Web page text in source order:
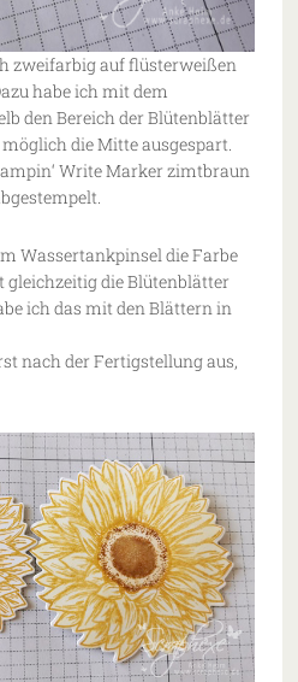
zweifarbig auf flüsterweißen
habe ich mit dem
den Bereich der Blütenblätter
die Mitte ausgespart.
Write Marker zimtbraun
Wassertankpinsel die Farbe
gleichzeitig die Blütenblätter
ich das mit den Blättern in
nach der Fertigstellung aus,